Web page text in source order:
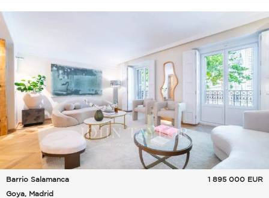
Barrio Salamanca
Goya, Madrid
1 895 000 EUR